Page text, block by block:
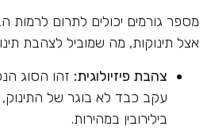
מספר גורמים יכולים לתרום לרמות
אצל תינוקות, מה שמוביל לצהבת
צהבת פיזיולוגית: זהו הסוג
עקב כבד לא בוגר של
בילירובין במהירות.